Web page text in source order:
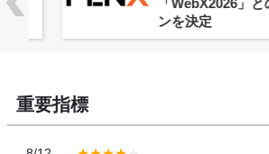
ンを決定
重要指標